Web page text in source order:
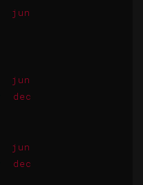
jun
jun
dec
jun
dec